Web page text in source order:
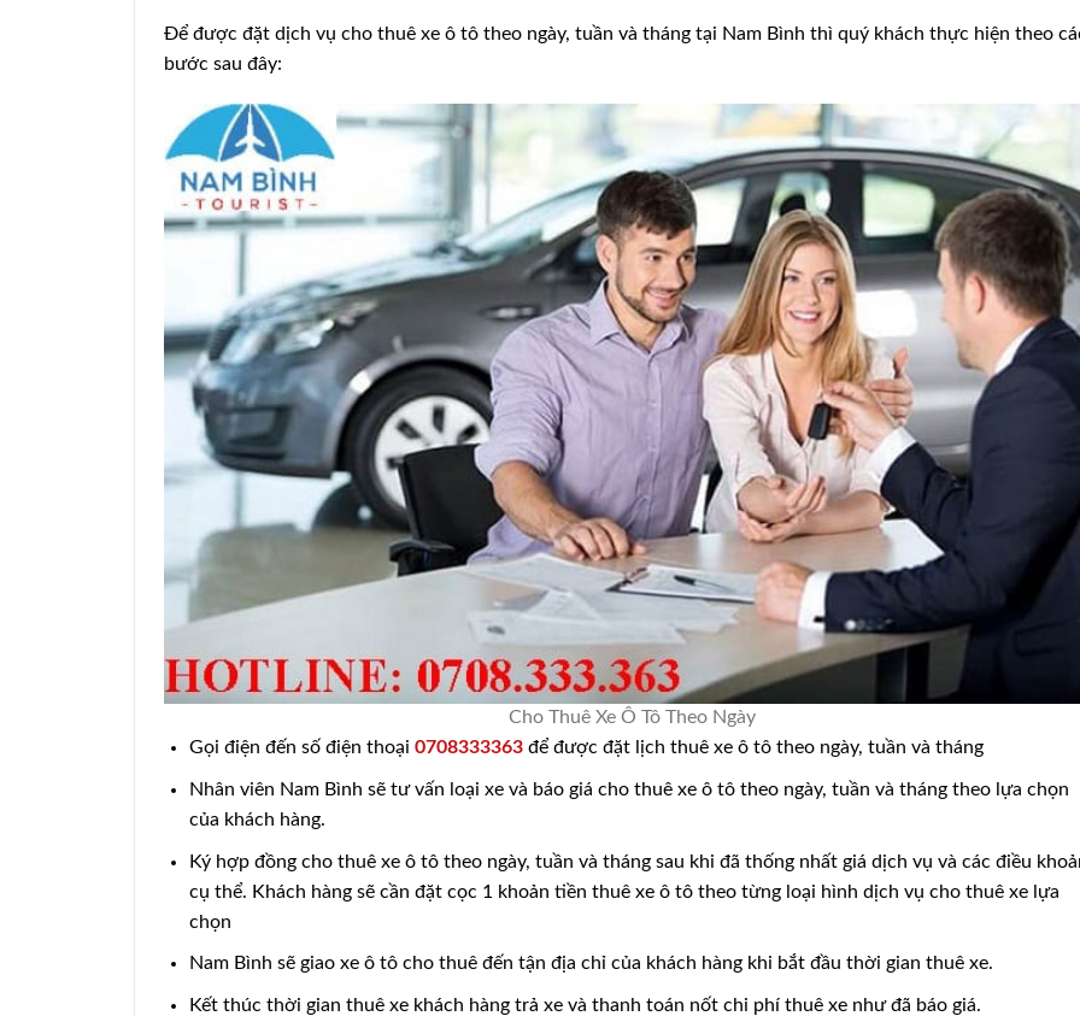
Để được đặt dịch vụ cho thuê xe ô tô theo ngày, tuần và tháng tại Nam Bình thì quý khách thực hiện theo
bước sau đây:
Cho Thuê Xe Ô Tô Theo Ngày
Gọi điện đến số điện thoại 0708333363để được đặt lịch thuê xe ô tô theo ngày, tuần và tháng
Nhân viên Nam Bình sẽ tư vấn loại xe và báo giá cho thuê xe ô tô theo ngày, tuần và tháng theo lựa chọn
của khách hàng.
Ký hợp đồng cho thuê xe ô tô theo ngày, tuần và tháng sau khi đã thống nhất giá dịch vụ và các điều
cụ thể. Khách hàng sẽ cần đặt cọc 1 khoản tiền thuê xe ô tô theo từng loại hình dịch vụ cho thuê xe lựa
chọn
Nam Bình sẽ giao xe ô tô cho thuê đến tận địa chỉ của khách hàng khi bắt đầu thời gian thuê xe.
Kết thúc thời gian thuê xe khách hàng trả xe và thanh toán nốt chi phí thuê xe như đã báo giá.